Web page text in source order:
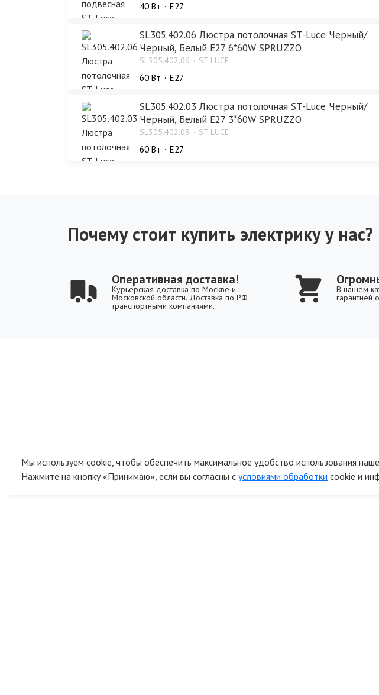
40 Bт E27
SL305.402.06 Люстра потолочная ST-Luce Черный/
Черный, Белый E27 6*60W SPRUZZO
SL305.402.06 ST LUCE
60 Bт E27
SL305.402.03 Люстра потолочная ST-Luce Черный/
Черный, Белый E27 3*60W SPRUZZO
SL305.402.03 ST LUCE
60 Bт E27
Почему стоит купить электрику у нас?
Оперативная доставка!
Курьерская доставка по Москве и
Московской области. Доставка по РФ
транспортными компаниями.
В нашем
гарантией
Мы используем cookie, чтобы обеспечить максимальное удобство использования
Нажмите на кнопку «Принимаю», если вы согласны с условиями обработки cookie и